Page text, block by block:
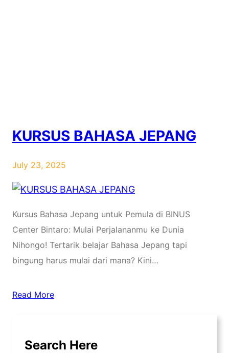
KURSUS BAHASA JEPANG
July 23, 2025
Kursus Bahasa Jepang untuk Pemula di BINUS
Center Bintaro: Mulai Perjalananmu ke Dunia
Nihongo! Tertarik belajar Bahasa Jepang tapi
bingung harus mulai dari mana? Kini…
Read More
Search Here